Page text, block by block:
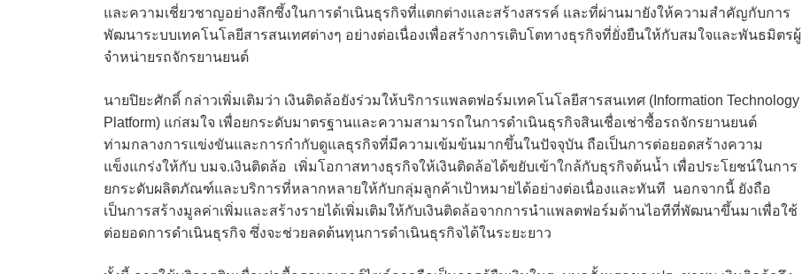
และความเชี่ยวชาญอย่างลึกซึ้งในการดำเนินธุรกิจที่แตกต่างและสร้างสรรค์ และที่ผ่านมายังให้ความสำคัญกับการ
พัฒนาระบบเทคโนโลยีสารสนเทศต่างๆ อย่างต่อเนื่องเพื่อสร้างการเติบโตทางธุรกิจที่ยั่งยืนให้กับสมใจและพันธมิตรผู้
จำหน่ายรถจักรยานยนต์
นายปิยะศักดิ์ กล่าวเพิ่มเติมว่า เงินติดล้อยังร่วมให้บริการแพลตฟอร์มเทคโนโลยีสารสนเทศ (Information Technology
Platform) แก่สมใจ เพื่อยกระดับมาตรฐานและความสามารถในการดำเนินธุรกิจสินเชื่อเช่าซื้อรถจักรยานยนต์
ท่ามกลางการแข่งขันและการกำกับดูแลธุรกิจที่มีความเข้มข้นมากขึ้นในปัจจุบัน ถือเป็นการต่อยอดสร้างความ
แข็งแกร่งให้กับ บมจ.เงินติดล้อ เพิ่มโอกาสทางธุรกิจให้เงินติดล้อได้ขยับเข้าใกล้กับธุรกิจต้นน้ำ เพื่อประโยชน์ในการ
ยกระดับผลิตภัณฑ์และบริการที่หลากหลายให้กับกลุ่มลูกค้าเป้าหมายได้อย่างต่อเนื่องและทันที นอกจากนี้ ยังถือ
เป็นการสร้างมูลค่าเพิ่มและสร้างรายได้เพิ่มเติมให้กับเงินติดล้อจากการนำแพลตฟอร์มด้านไอทีที่พัฒนาขึ้นมาเพื่อใช้
ต่อยอดการดำเนินธุรกิจ ซึ่งจะช่วยลดต้นทุนการดำเนินธุรกิจได้ในระยะยาว